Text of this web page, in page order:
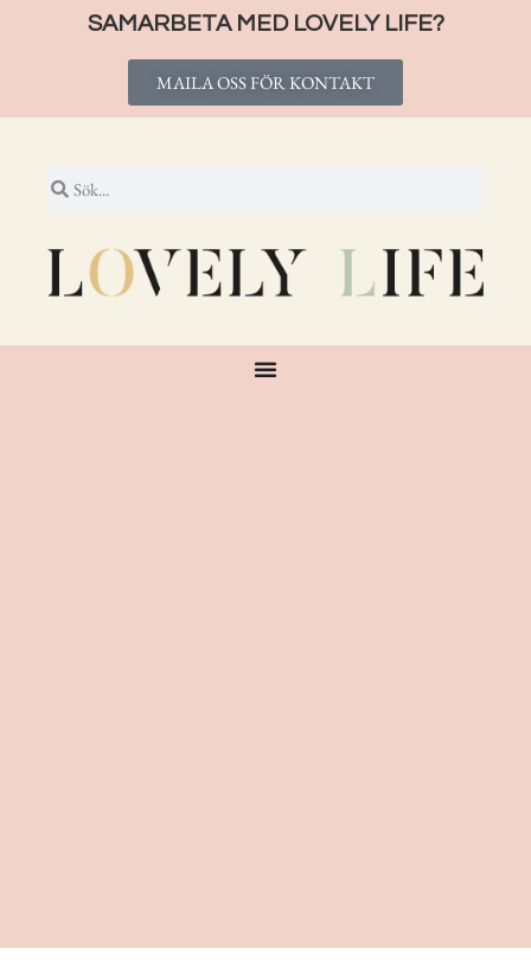
SAMARBETA MED LOVELY LIFE?
MAILA OSS FÖR KONTAKT